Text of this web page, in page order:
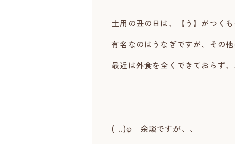
土用の丑の日は、【う】がつく
有名なのはうなぎですが、その
最近は外食を全くできておらず
( ..)φ 余談ですが、、